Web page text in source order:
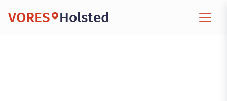
VORES Holsted